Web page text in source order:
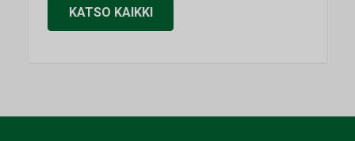
KATSO KAIKKI